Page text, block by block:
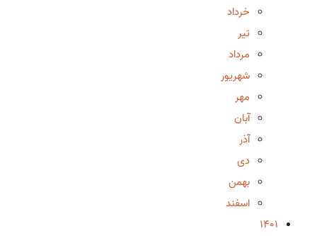
خرداد
تیر
مرداد
شهریور
مهر
آبان
آذر
دی
بهمن
اسفند
1401